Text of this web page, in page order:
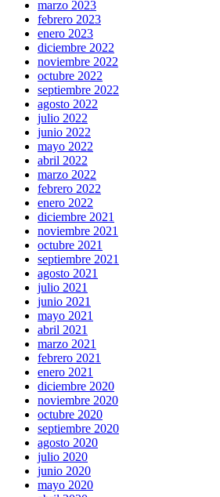
marzo 2023
febrero 2023
enero 2023
diciembre 2022
noviembre 2022
octubre 2022
septiembre 2022
agosto 2022
julio 2022
junio 2022
mayo 2022
abril 2022
marzo 2022
febrero 2022
enero 2022
diciembre 2021
noviembre 2021
octubre 2021
septiembre 2021
agosto 2021
julio 2021
junio 2021
mayo 2021
abril 2021
marzo 2021
febrero 2021
enero 2021
diciembre 2020
noviembre 2020
octubre 2020
septiembre 2020
agosto 2020
julio 2020
junio 2020
mayo 2020